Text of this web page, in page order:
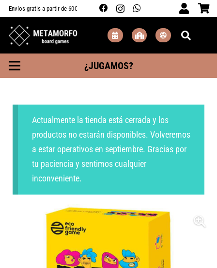
Envíos gratis a partir de 60€
¿JUGAMOS?
Actualmente la tienda está cerrada y los
productos no estarán disponibles. Volveremos
a estar operativos en septiembre. Gracias por
tu paciencia y sentimos cualquier
inconveniente.